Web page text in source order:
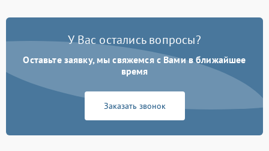
У Вас остались вопросы?
Оставьте заявку, мы свяжемся с Вами в ближайшее
время
Заказать звонок